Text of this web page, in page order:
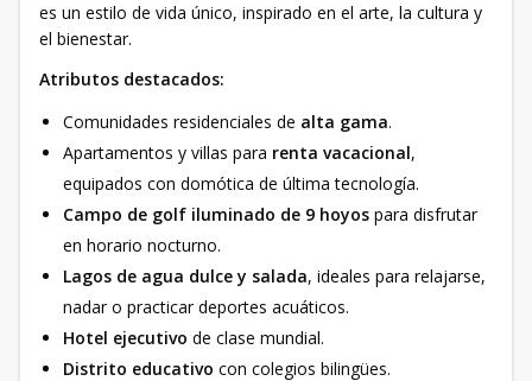
es un estilo de vida único, inspirado en el arte, la cultura y
el bienestar.
Atributos destacados:
Comunidades residenciales de alta gama.
Apartamentos y villas para renta vacacional,
equipados con domótica de última tecnología.
Campo de golf iluminado de 9 hoyos para disfrutar
en horario nocturno.
Lagos de agua dulce y salada, ideales para relajarse,
nadar o practicar deportes acuáticos.
Hotel ejecutivo de clase mundial.
Distrito educativo con colegios bilingües.